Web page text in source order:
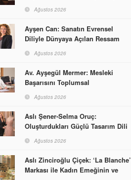
Ağustos 2026
Ayşen Can: Sanatın Evrensel
Diliyle Dünyaya Açılan Ressam
Ağustos 2026
Av. Ayşegül Mermer: Mesleki
Başarısını Toplumsal
Ağustos 2026
Aslı Şener-Selma Oruç:
Oluşturdukları Güçlü Tasarım Dili
Dünyasına İmzalarını Attılar
Ağustos 2026
Aslı Zinciroğlu Çiçek: ‘La Blanche’
Markası ile Kadın Emeğinin ve